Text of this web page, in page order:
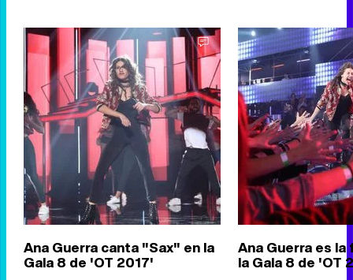
Ana Guerra canta "Sax" en la
Gala 8 de 'OT 2017'
Ana Guerra es
la Gala 8 de 'OT